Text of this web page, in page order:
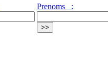
Prenoms :